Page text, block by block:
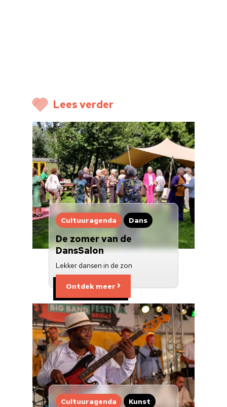
Lees verder
Cultuuragenda Dans
De zomer van de
DansSalon
Lekker dansen in de zon
Ontdek meer
Cultuuragenda Kunst
Cultuur op school
Over ons
Nieuwsbrief
Doneren